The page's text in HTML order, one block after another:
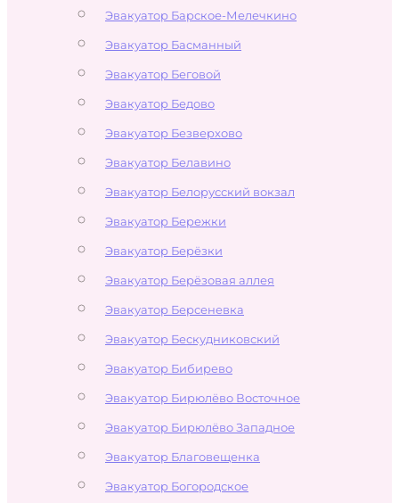
Эвакуатор Барское-Мелечкино
Эвакуатор Басманный
Эвакуатор Беговой
Эвакуатор Бедово
Эвакуатор Безверхово
Эвакуатор Белавино
Эвакуатор Белорусский вокзал
Эвакуатор Бережки
Эвакуатор Берёзки
Эвакуатор Берёзовая аллея
Эвакуатор Берсеневка
Эвакуатор Бескудниковский
Эвакуатор Бибирево
Эвакуатор Бирюлёво Восточное
Эвакуатор Бирюлёво Западное
Эвакуатор Благовещенка
Эвакуатор Богородское